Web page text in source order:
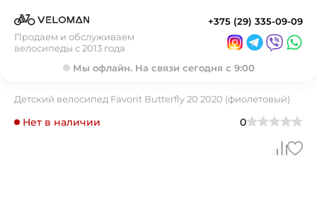
Продаем и обслуживаем
велосипеды с 2013 года
+375 (29) 335-09-09
Мы офлайн. На связи сегодня с 9:00
Детский велосипед Favorit Butterfly 20 2020 (фиолетовый)
Нет в наличии 0